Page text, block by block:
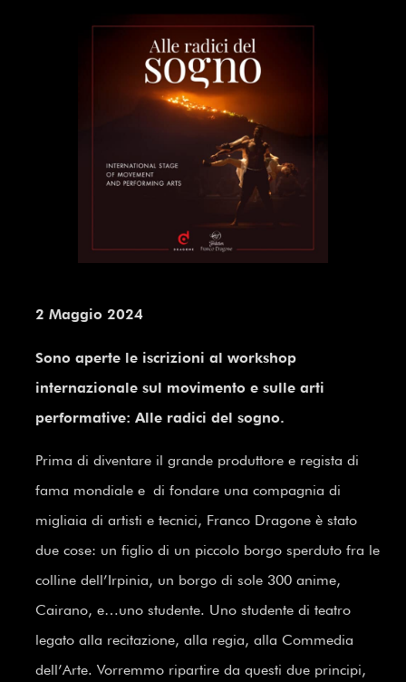
2 Maggio 2024
Sono aperte le iscrizioni al workshop
internazionale sul movimento e sulle arti
performative: Alle radici del sogno.
Prima di diventare il grande produttore e regista di
fama mondiale e di fondare una compagnia di
migliaia di artisti e tecnici, Franco Dragone è stato
due cose: un figlio di un piccolo borgo sperduto fra le
colline dell’Irpinia, un borgo di sole 300 anime,
Cairano, e…uno studente. Uno studente di teatro
legato alla recitazione, alla regia, alla Commedia
dell’Arte. Vorremmo ripartire da questi due principi,